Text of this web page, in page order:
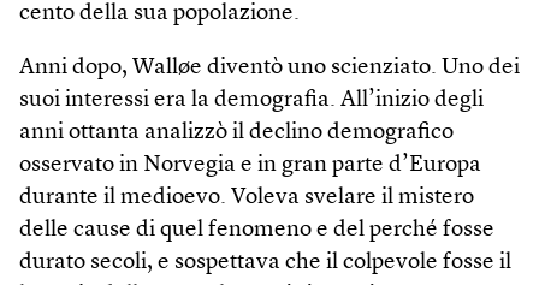
cento della sua popolazione.
Anni dopo, Walløe diventò uno scienziato. Uno dei
suoi interessi era la demografia. All’inizio degli
anni ottanta analizzò il declino demografico
osservato in Norvegia e in gran parte d’Europa
durante il medioevo. Voleva svelare il mistero
delle cause di quel fenomeno e del perché fosse
durato secoli, e sospettava che il colpevole fosse il